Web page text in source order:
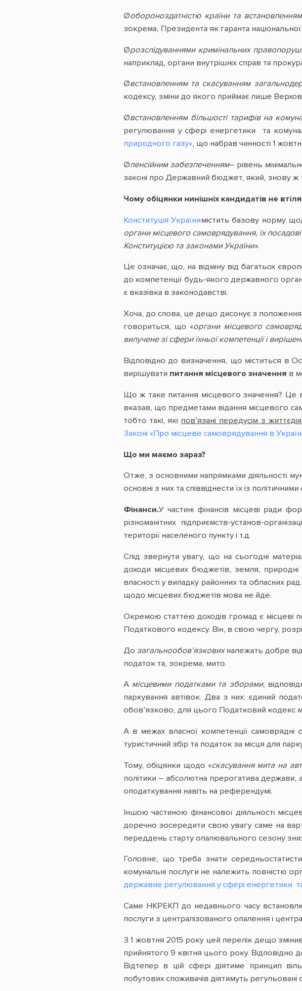
Øобороноздатністю країни та
зокрема, Президента як гаранта національної
Øрозслідуваннями кримінальних
наприклад, органи внутрішніх справ та
Øвстановленням та скасуванням
кодексу, зміни до якого приймає лише
Øвстановленням більшості тарифів на
регулювання у сфері енергетики та
природного газу», що набрав чинності 1
Øпенсійним забезпеченням– рівень
законі про Державний бюджет, який, знову ж
Чому обіцянки нинішніх кандидатів не
Конституція Українимістить базову норму
органи місцевого самоврядування, їх
Конституцією та законами України».
Це означає, що, на відміну від багатьох
до компетенції будь-якого державного
є вказівка в законодавстві.
Хоча, до слова, це дещо дисонує з
говориться, що «органи місцевого
вилучене зі сфери їхньої компетенції і
Відповідно до визначення, що міститься в
вирішувати питання місцевого значення в
Що ж таке питання місцевого значення? Це
вказав, що предметами відання місцевого
тобто такі, які пов’язані передусім з
Законі «Про місцеве самоврядування в
Що ми маємо зараз?
Отже, з основними напрямками діяльності
основні з них та співвіднести їх із
Фінанси.У частині фінансів місцеві ради
різноманітних підприємств-установ-
території населеного пункту і т.д.
Слід звернути увагу, що на сьогодні
доходи місцевих бюджетів, земля, природні
власності у випадку районних та обласних
щодо місцевих бюджетів мова не йде.
Окремою статтею доходів громад є місцеві
Податкового кодексу. Він, в свою чергу,
До загальнообов’язковихналежать добре
податок та, зокрема, мито.
А місцевими податками та зборами,
паркування автівок. Два з них: єдиний
обов’язково, для цього Податковий кодекс
А в межах власної компетенції
туристичний збір та податок за місця для
Тому, обіцянки щодо «скасування мита на
політики – абсолютна прерогатива держави,
оподаткування навіть на референдумі.
Іншою частиною фінансової діяльності
доречно зосередити свою увагу саме на
переддень старту опалювального сезону
Головне, що треба знати
комунальні послуги не належить повністю
державне регулювання у сфері енергетики
Саме НКРЕКП до недавнього часу
послуги з централізованого опалення і
З 1 жовтня 2015 року цей перелік дещо
прийнятого 9 квітня цього року.
Відтепер в цій сфері діятиме принцип
побутових споживачів діятимуть регульовані